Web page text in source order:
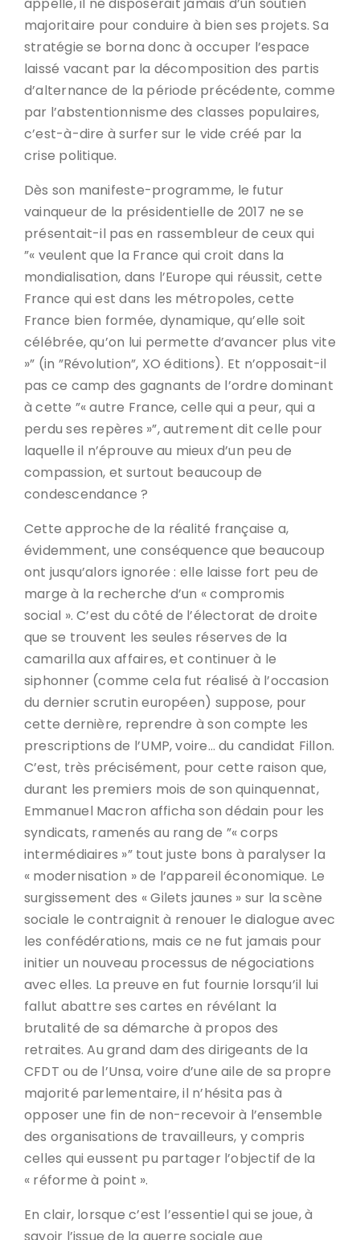
majoritaire pour conduire à bien ses projets. Sa
stratégie se borna donc à occuper l’espace
laissé vacant par la décomposition des partis
d’alternance de la période précédente, comme
par l’abstentionnisme des classes populaires,
c’est-à-dire à surfer sur le vide créé par la
crise politique.
Dès son manifeste-programme, le futur
vainqueur de la présidentielle de 2017 ne se
présentait-il pas en rassembleur de ceux qui
”« veulent que la France qui croit dans la
mondialisation, dans l’Europe qui réussit, cette
France qui est dans les métropoles, cette
France bien formée, dynamique, qu’elle soit
célébrée, qu’on lui permette d’avancer plus vite
»” (in ”Révolution”, XO éditions). Et n’opposait-il
pas ce camp des gagnants de l’ordre dominant
à cette ”« autre France, celle qui a peur, qui a
perdu ses repères »”, autrement dit celle pour
laquelle il n’éprouve au mieux d’un peu de
compassion, et surtout beaucoup de
condescendance ?
Cette approche de la réalité française a,
évidemment, une conséquence que beaucoup
ont jusqu’alors ignorée : elle laisse fort peu de
marge à la recherche d’un « compromis
social ». C’est du côté de l’électorat de droite
que se trouvent les seules réserves de la
camarilla aux affaires, et continuer à le
siphonner (comme cela fut réalisé à l’occasion
du dernier scrutin européen) suppose, pour
cette dernière, reprendre à son compte les
prescriptions de l’UMP, voire… du candidat Fillon.
C’est, très précisément, pour cette raison que,
durant les premiers mois de son quinquennat,
Emmanuel Macron afficha son dédain pour les
syndicats, ramenés au rang de ”« corps
intermédiaires »” tout juste bons à paralyser la
« modernisation » de l’appareil économique. Le
surgissement des « Gilets jaunes » sur la scène
sociale le contraignit à renouer le dialogue avec
les confédérations, mais ce ne fut jamais pour
initier un nouveau processus de négociations
avec elles. La preuve en fut fournie lorsqu’il lui
fallut abattre ses cartes en révélant la
brutalité de sa démarche à propos des
retraites. Au grand dam des dirigeants de la
CFDT ou de l’Unsa, voire d’une aile de sa propre
majorité parlementaire, il n’hésita pas à
opposer une fin de non-recevoir à l’ensemble
des organisations de travailleurs, y compris
celles qui eussent pu partager l’objectif de la
« réforme à point ».
En clair, lorsque c’est l’essentiel qui se joue, à